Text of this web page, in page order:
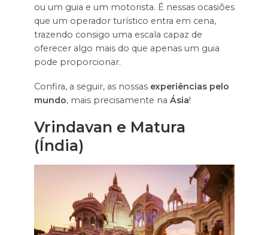
ou um guia e um motorista. É nessas ocasiões
que um operador turístico entra em cena,
trazendo consigo uma escala capaz de
oferecer algo mais do que apenas um guia
pode proporcionar.
Confira, a seguir, as nossas experiências pelo
mundo, mais precisamente na Ásia!
Vrindavan e Matura
(Índia)